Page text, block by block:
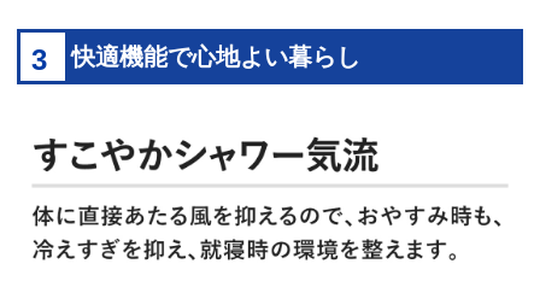
3 快適機能で心地よい暮らし